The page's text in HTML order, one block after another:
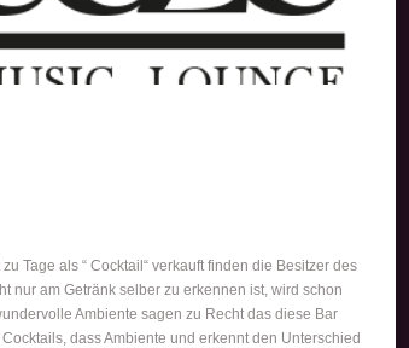
Tage als “ Cocktail“ verkauft finden die Besitzer des
nur am Getränk selber zu erkennen ist, wird schon
Ambiente sagen zu Recht das diese Bar
dass Ambiente und erkennt den Unterschied
Save http://barsindeinerstadt.de/skweeze/">